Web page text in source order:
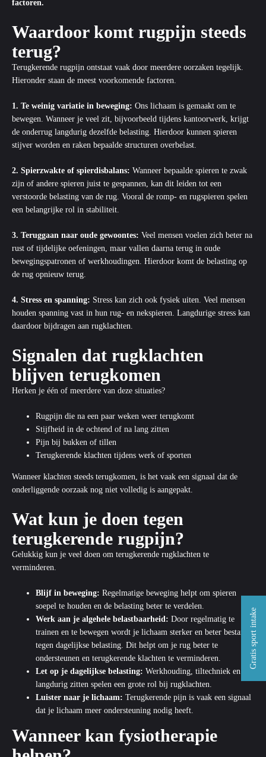
Gratis sport intake
factoren.
Waardoor komt rugpijn steeds
terug?
Terugkerende rugpijn ontstaat vaak door meerdere oorzaken tegelijk.
Hieronder staan de meest voorkomende factoren.
1. Te weinig variatie in beweging: Ons lichaam is gemaakt om te
bewegen. Wanneer je veel zit, bijvoorbeeld tijdens kantoorwerk, krijgt
de onderrug langdurig dezelfde belasting. Hierdoor kunnen spieren
stijver worden en raken bepaalde structuren overbelast.
2. Spierzwakte of spierdisbalans: Wanneer bepaalde spieren te zwak
zijn of andere spieren juist te gespannen, kan dit leiden tot een
verstoorde belasting van de rug. Vooral de romp- en rugspieren spelen
een belangrijke rol in stabiliteit.
3. Teruggaan naar oude gewoontes: Veel mensen voelen zich beter na
rust of tijdelijke oefeningen, maar vallen daarna terug in oude
bewegingspatronen of werkhoudingen. Hierdoor komt de belasting op
de rug opnieuw terug.
4. Stress en spanning: Stress kan zich ook fysiek uiten. Veel mensen
houden spanning vast in hun rug- en nekspieren. Langdurige stress kan
daardoor bijdragen aan rugklachten.
Signalen dat rugklachten
blijven terugkomen
Herken je één of meerdere van deze situaties?
Rugpijn die na een paar weken weer terugkomt
Stijfheid in de ochtend of na lang zitten
Pijn bij bukken of tillen
Terugkerende klachten tijdens werk of sporten
Wanneer klachten steeds terugkomen, is het vaak een signaal dat de
onderliggende oorzaak nog niet volledig is aangepakt.
Wat kun je doen tegen
terugkerende rugpijn?
Gelukkig kun je veel doen om terugkerende rugklachten te
verminderen.
Blijf in beweging: Regelmatige beweging helpt om spieren
soepel te houden en de belasting beter te verdelen.
Werk aan je algehele belastbaarheid: Door regelmatig te
trainen en te bewegen wordt je lichaam sterker en beter bestand
tegen dagelijkse belasting. Dit helpt om je rug beter te
ondersteunen en terugkerende klachten te verminderen.
Let op je dagelijkse belasting: Werkhouding, tiltechniek en
langdurig zitten spelen een grote rol bij rugklachten.
Luister naar je lichaam: Terugkerende pijn is vaak een signaal
dat je lichaam meer ondersteuning nodig heeft.
Wanneer kan fysiotherapie